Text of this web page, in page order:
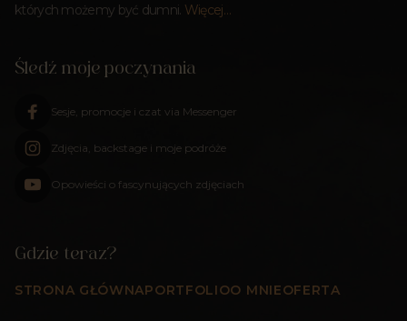
których możemy być dumni. Więcej…
Śledź moje poczynania
Sesje, promocje i czat via Messenger
Zdjęcia, backstage i moje podróże
Opowieści o fascynujących zdjęciach
Gdzie teraz?
STRONA GŁÓWNAPORTFOLIOO MNIEOFERTA